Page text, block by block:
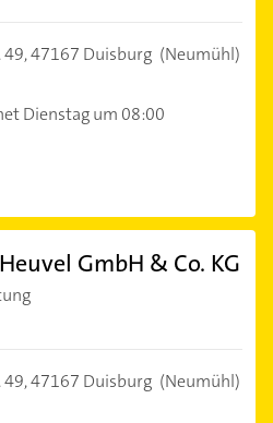
49,47167 Duisburg (Neumühl)
Dienstag um 08:00
GmbH & Co. KG
49,47167 Duisburg (Neumühl)